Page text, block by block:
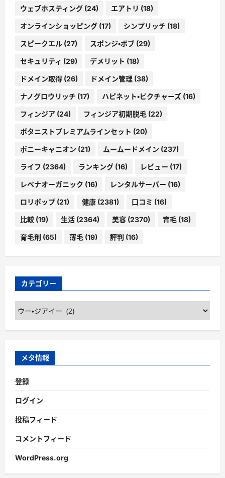
ウェブホスティング (24) エアトリ (18)
オンラインショッピング (17) シンプリッチ (18)
スピークエル (27) スポンジ・ボブ (29)
セキュリティ (29) デメリット (18)
ドメイン取得 (26) ドメイン管理 (38)
ナノグロウリッチ (17) ハピネット・ピクチャーズ (16)
フィンジア (24) フィンジア初期脱毛 (22)
ボタニストプレミアムラインセット (20)
ポニーキャニオン (21) ムームードメイン (237)
ライフ (2364) ランキング (16) レビュー (17)
レベナオーガニック (16) レンタルサーバー (16)
ロリポップ (21) 健康 (2381) 口コミ (16)
比較 (19) 生活 (2364) 美容 (2370) 育毛 (18)
育毛剤 (65) 薄毛 (19) 評判 (16)
カテゴリー
カ
テ
ゴ
ー
メタ情報
登録
ログイン
投稿フィード
コメントフィード
WordPress.org